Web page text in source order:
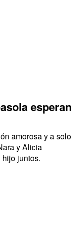
esperan
amorosa y a solo
y Alicia
juntos.